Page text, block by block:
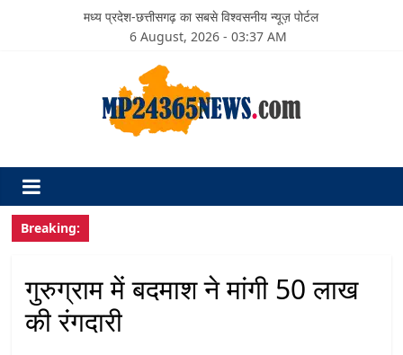
मध्य प्रदेश-छत्तीसगढ़ का सबसे विश्वसनीय न्यूज़ पोर्टल
6 August, 2026 - 03:37 AM
Breaking:
गुरुग्राम में बदमाश ने मांगी 50 लाख
की रंगदारी